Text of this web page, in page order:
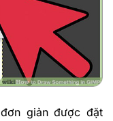
giản được đặt